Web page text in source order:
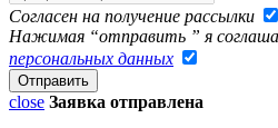
Согласен на получение рассылки
Нажимая “отправить ” я
персональных данных
close Заявка отправлена